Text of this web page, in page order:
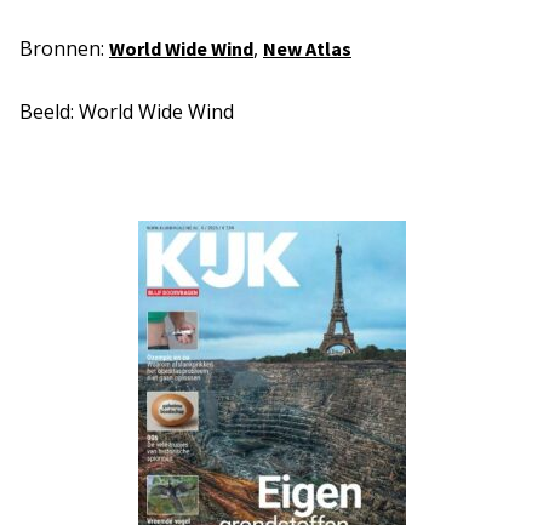
Bronnen: World Wide Wind, New Atlas
Beeld: World Wide Wind